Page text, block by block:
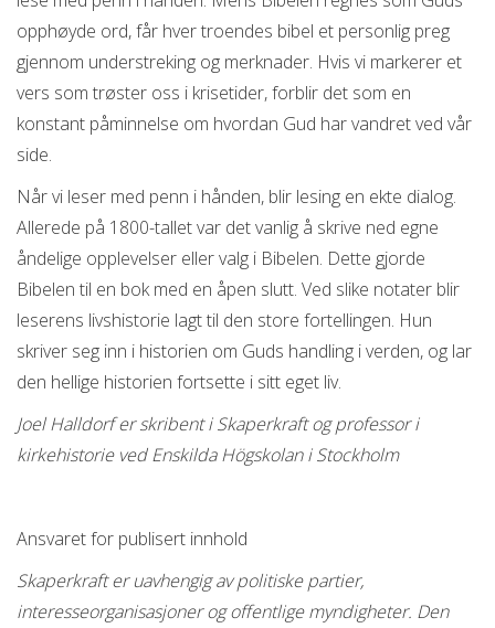
opphøyde ord, får hver troendes bibel et personlig preg
gjennom understreking og merknader. Hvis vi markerer et
vers som trøster oss i krisetider, forblir det som en
konstant påminnelse om hvordan Gud har vandret ved vår
side.
Når vi leser med penn i hånden, blir lesing en ekte dialog.
Allerede på 1800-tallet var det vanlig å skrive ned egne
åndelige opplevelser eller valg i Bibelen. Dette gjorde
Bibelen til en bok med en åpen slutt. Ved slike notater blir
leserens livshistorie lagt til den store fortellingen. Hun
skriver seg inn i historien om Guds handling i verden, og lar
den hellige historien fortsette i sitt eget liv.
Joel Halldorf er skribent i Skaperkraft og professor i
kirkehistorie ved Enskilda Högskolan i Stockholm
Ansvaret for publisert innhold
Skaperkraft er uavhengig av politiske partier,
interesseorganisasjoner og offentlige myndigheter. Den